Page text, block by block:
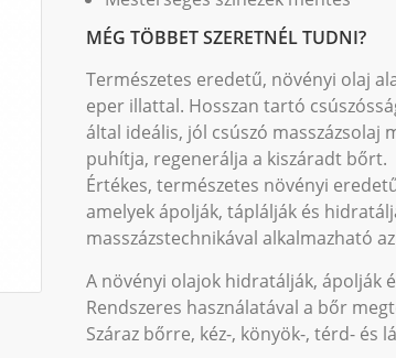
MÉG TÖBBET SZERETNÉL TUDNI?
Természetes eredetű, növényi olaj
eper illattal. Hosszan tartó
által ideális, jól csúszó masszázsolaj
puhítja, regenerálja a kiszáradt bőrt.
Értékes, természetes növényi
amelyek ápolják, táplálják és
masszázstechnikával alkalmazható
A növényi olajok hidratálják, ápolják
Rendszeres használatával a bőr
Száraz bőrre, kéz-, könyök-, térd- és